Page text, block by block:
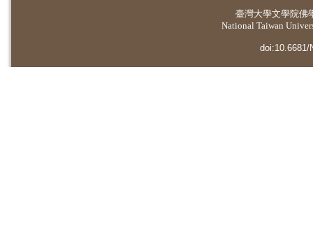
臺灣大學文學院佛
National Taiwan
doi:10.6681/